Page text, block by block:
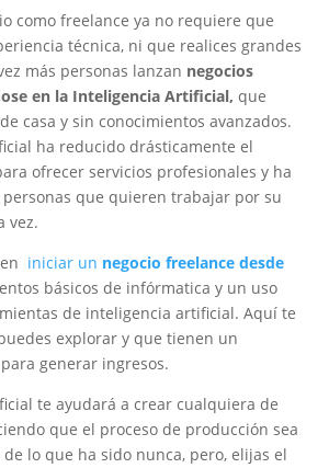
como freelance ya no requiere que
técnica, ni que realices grandes
más personas lanzan negocios
en la Inteligencia Artificial, que
casa y sin conocimientos avanzados.
ha reducido drásticamente el
ofrecer servicios profesionales y ha
que quieren trabajar por su
vez.
iniciar un negocio freelance desde
básicos de infórmatica y un uso
de inteligencia artificial. Aquí te
explorar y que tienen un
generar ingresos.
te ayudará a crear cualquiera de
que el proceso de producción sea
lo que ha sido nunca, pero, elijas el